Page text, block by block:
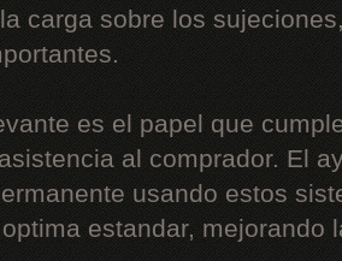
carga sobre los
es el papel que
al comprador. El
usando estos
estandar, mejorando